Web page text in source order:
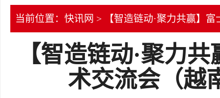
当前位置： 快讯网 > 【智造链动·聚力共赢】
【智造链动·聚力
术交流会（越